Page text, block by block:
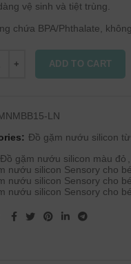
vệ sinh và tiệt trùng.
chứa BPA/Phthalate,
ADD TO CART
LN
Đồ gặm nướu silicon
Đồ gặm nướu silicon màu đỏ
nướu silicon Sensory cho
nướu silicon Sensory cho
nướu silicon Sensory cho